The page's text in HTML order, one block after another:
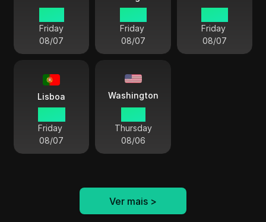
Friday
08/07
Friday
08/07
Friday
08/07
Lisboa
Friday
08/07
Washington
Thursday
08/06
Ver mais >